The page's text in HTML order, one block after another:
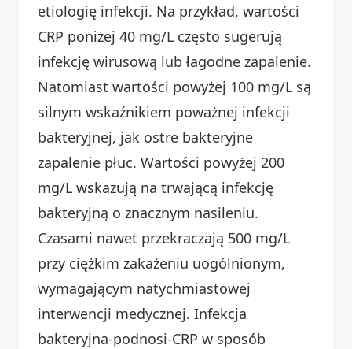
etiologię infekcji. Na przykład, wartości
CRP poniżej 40 mg/L często sugerują
infekcję wirusową lub łagodne zapalenie.
Natomiast wartości powyżej 100 mg/L są
silnym wskaźnikiem poważnej infekcji
bakteryjnej, jak ostre bakteryjne
zapalenie płuc. Wartości powyżej 200
mg/L wskazują na trwającą infekcję
bakteryjną o znacznym nasileniu.
Czasami nawet przekraczają 500 mg/L
przy ciężkim zakażeniu uogólnionym,
wymagającym natychmiastowej
interwencji medycznej. Infekcja
bakteryjna-podnosi-CRP w sposób